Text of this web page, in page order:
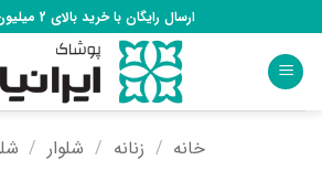
to
content
ارسال رایگان با خرید بالای 2 میلیون تومان
خانه / زنانه / شلوار /